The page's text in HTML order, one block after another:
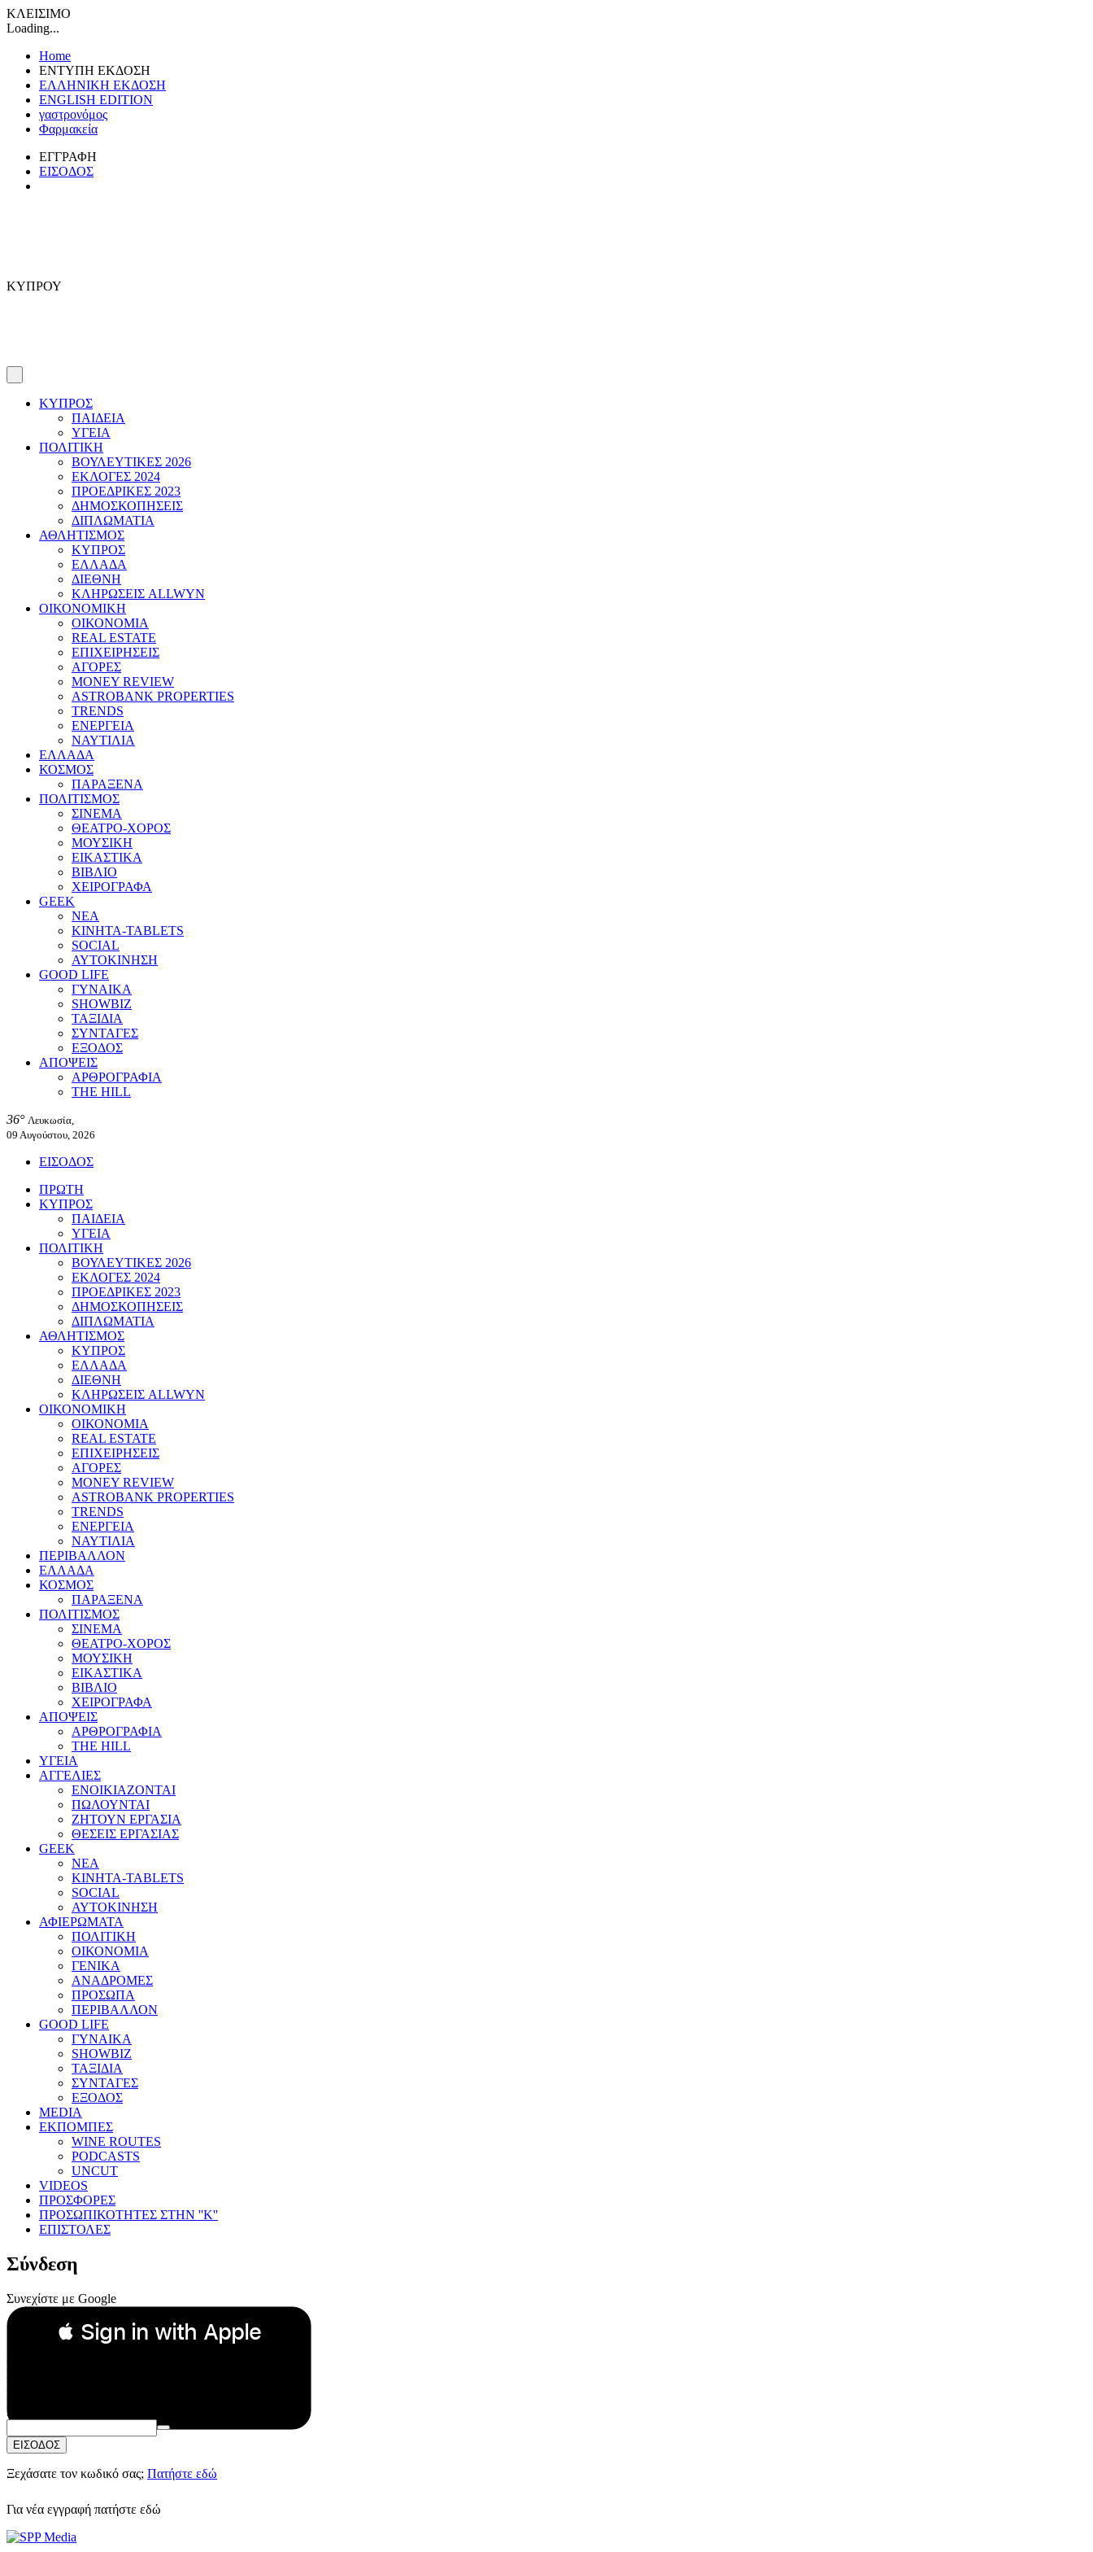
ΚΛΕΙΣΙΜΟ
Loading...
Home
ΕΝΤΥΠΗ ΕΚΔΟΣΗ
ΕΛΛΗΝΙΚΗ ΕΚΔΟΣΗ
ENGLISH EDITION
γαστρονόμος
Φαρμακεία
ΕΓΓΡΑΦΗ
ΕΙΣΟΔΟΣ
ΚΥΠΡΟΥ
ΚΥΠΡΟΣ
ΠΑΙΔΕΙΑ
ΥΓΕΙΑ
ΠΟΛΙΤΙΚΗ
ΒΟΥΛΕΥΤΙΚΕΣ 2026
ΕΚΛΟΓΕΣ 2024
ΠΡΟΕΔΡΙΚΕΣ 2023
ΔΗΜΟΣΚΟΠΗΣΕΙΣ
ΔΙΠΛΩΜΑΤΙΑ
ΑΘΛΗΤΙΣΜΟΣ
ΚΥΠΡΟΣ
ΕΛΛΑΔΑ
ΔΙΕΘΝΗ
ΚΛΗΡΩΣΕΙΣ ALLWYN
ΟΙΚΟΝΟΜΙΚΗ
ΟΙΚΟΝΟΜΙΑ
REAL ESTATE
ΕΠΙΧΕΙΡΗΣΕΙΣ
ΑΓΟΡΕΣ
MONEY REVIEW
ASTROBANK PROPERTIES
TRENDS
ΕΝΕΡΓΕΙΑ
ΝΑΥΤΙΛΙΑ
ΕΛΛΑΔΑ
ΚΟΣΜΟΣ
ΠΑΡΑΞΕΝΑ
ΠΟΛΙΤΙΣΜΟΣ
ΣΙΝΕΜΑ
ΘΕΑΤΡΟ-ΧΟΡΟΣ
ΜΟΥΣΙΚΗ
ΕΙΚΑΣΤΙΚΑ
ΒΙΒΛΙΟ
ΧΕΙΡΟΓΡΑΦΑ
GEEK
ΝΕΑ
ΚΙΝΗΤΑ-TABLETS
SOCIAL
ΑΥΤΟΚΙΝΗΣΗ
GOOD LIFE
ΓΥΝΑΙΚΑ
SHOWBIZ
ΤΑΞΙΔΙΑ
ΣΥΝΤΑΓΕΣ
ΕΞΟΔΟΣ
ΑΠΟΨΕΙΣ
ΑΡΘΡΟΓΡΑΦΙΑ
THE HILL
36° Λευκωσία,
09 Αυγούστου, 2026
ΕΙΣΟΔΟΣ
ΠΡΩΤΗ
ΚΥΠΡΟΣ
ΠΑΙΔΕΙΑ
ΥΓΕΙΑ
ΠΟΛΙΤΙΚΗ
ΒΟΥΛΕΥΤΙΚΕΣ 2026
ΕΚΛΟΓΕΣ 2024
ΠΡΟΕΔΡΙΚΕΣ 2023
ΔΗΜΟΣΚΟΠΗΣΕΙΣ
ΔΙΠΛΩΜΑΤΙΑ
ΑΘΛΗΤΙΣΜΟΣ
ΚΥΠΡΟΣ
ΕΛΛΑΔΑ
ΔΙΕΘΝΗ
ΚΛΗΡΩΣΕΙΣ ALLWYN
ΟΙΚΟΝΟΜΙΚΗ
ΟΙΚΟΝΟΜΙΑ
REAL ESTATE
ΕΠΙΧΕΙΡΗΣΕΙΣ
ΑΓΟΡΕΣ
MONEY REVIEW
ASTROBANK PROPERTIES
TRENDS
ΕΝΕΡΓΕΙΑ
ΝΑΥΤΙΛΙΑ
ΠΕΡΙΒΑΛΛΟΝ
ΕΛΛΑΔΑ
ΚΟΣΜΟΣ
ΠΑΡΑΞΕΝΑ
ΠΟΛΙΤΙΣΜΟΣ
ΣΙΝΕΜΑ
ΘΕΑΤΡΟ-ΧΟΡΟΣ
ΜΟΥΣΙΚΗ
ΕΙΚΑΣΤΙΚΑ
ΒΙΒΛΙΟ
ΧΕΙΡΟΓΡΑΦΑ
ΑΠΟΨΕΙΣ
ΑΡΘΡΟΓΡΑΦΙΑ
THE HILL
ΥΓΕΙΑ
ΑΓΓΕΛΙΕΣ
ΕΝΟΙΚΙΑΖΟΝΤΑΙ
ΠΩΛΟΥΝΤΑΙ
ΖΗΤΟΥΝ ΕΡΓΑΣΙΑ
ΘΕΣΕΙΣ ΕΡΓΑΣΙΑΣ
GEEK
ΝΕΑ
ΚΙΝΗΤΑ-TABLETS
SOCIAL
ΑΥΤΟΚΙΝΗΣΗ
ΑΦΙΕΡΩΜΑΤΑ
ΠΟΛΙΤΙΚΗ
ΟΙΚΟΝΟΜΙΑ
ΓΕΝΙΚΑ
ΑΝΑΔΡΟΜΕΣ
ΠΡΟΣΩΠΑ
ΠΕΡΙΒΑΛΛΟΝ
GOOD LIFE
ΓΥΝΑΙΚΑ
SHOWBIZ
ΤΑΞΙΔΙΑ
ΣΥΝΤΑΓΕΣ
ΕΞΟΔΟΣ
MEDIA
ΕΚΠΟΜΠΕΣ
WINE ROUTES
PODCASTS
UNCUT
VIDEOS
ΠΡΟΣΦΟΡΕΣ
ΠΡΟΣΩΠΙΚΟΤΗΤΕΣ ΣΤΗΝ ''Κ''
ΕΠΙΣΤΟΛΕΣ
Σύνδεση
Συνεχίστε με Google
 Sign in with Apple
Συνεχίστε με Apple
ή
Email:
Κωδικός Πρόσβασης:
ΕΙΣΟΔΟΣ
Ξεχάσατε τον κωδικό σας; Πατήστε εδώ
Για νέα εγγραφή πατήστε εδώ